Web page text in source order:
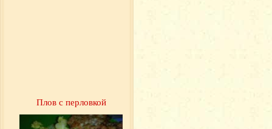
Плов с перловкой